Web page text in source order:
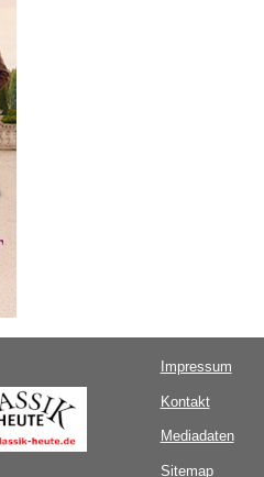
Impressum
Kontakt
Mediadaten
Sitemap